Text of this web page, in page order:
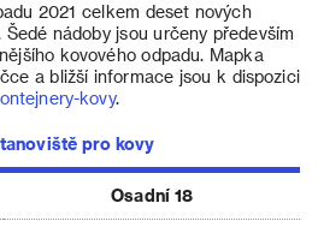
2021 celkem deset nových
nádoby jsou určeny především
kovového odpadu. Mapka
a bližší informace jsou k dispozici
kovy.
pro kovy
Osadní 18